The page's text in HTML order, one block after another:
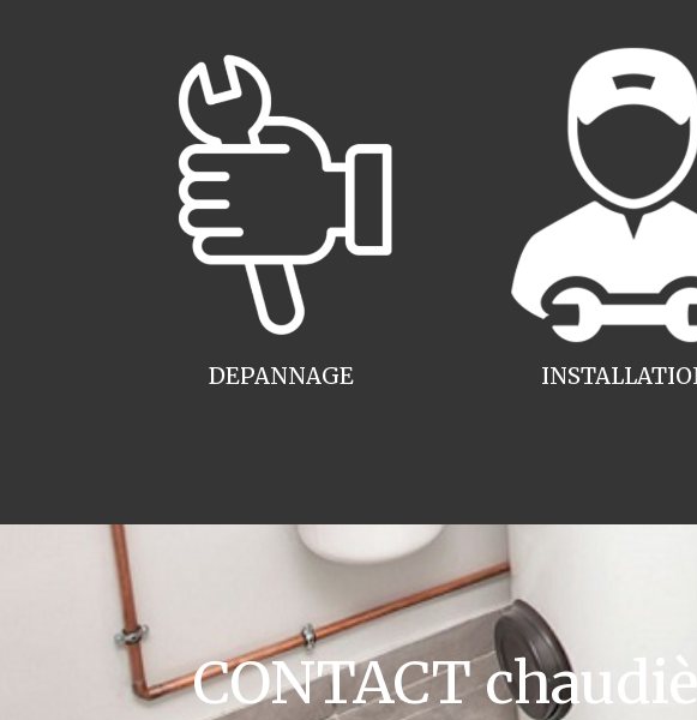
DEPANNAGE
CONTACT